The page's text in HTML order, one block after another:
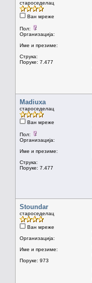
староседелац
Ван мреже
Пол:
Организација:
Име и презиме:
Струка:
Поруке: 7.477
Madiuxa
староседелац
Ван мреже
Пол:
Организација:
Име и презиме:
Струка:
Поруке: 7.477
Stoundar
староседелац
Ван мреже
Организација:
Име и презиме:
Поруке: 973